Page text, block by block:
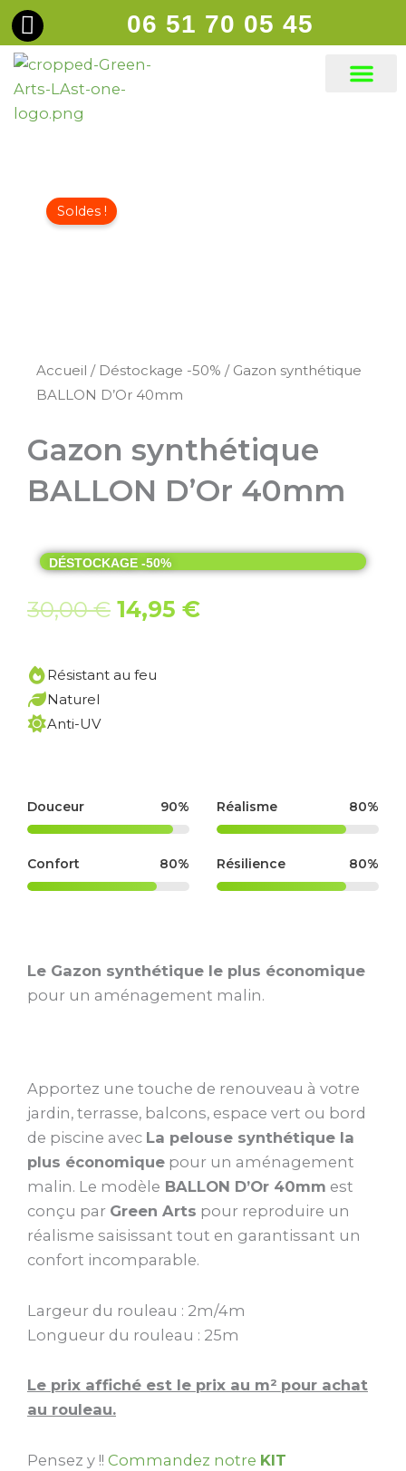
principal
Aller
au
contenu
06 51 70 05 45
Soldes !
Accueil / Déstockage -50% / Gazon synthétique
BALLON D’Or 40mm
Gazon synthétique
BALLON D’Or 40mm
DÉSTOCKAGE -50%
30,00€ Le
était :
14,95 €Le
Résistant au feu
Naturel
Anti-UV
Douceur 90% Réalisme 80%
Confort 80% Résilience 80%
Le Gazon synthétique le plus économique
pour un aménagement malin.
Apportez une touche de renouveau à votre
jardin, terrasse, balcons, espace vert ou bord
de piscine avec La pelouse synthétique la
plus économique pour un aménagement
malin. Le modèle BALLON D’Or 40mm est
conçu par Green Arts pour reproduire un
réalisme saisissant tout en garantissant un
confort incomparable.
Largeur du rouleau : 2m/4m
Longueur du rouleau : 25m
Le prix affiché est le prix au m² pour achat
au rouleau.
Pensez y !! Commandez notre KIT